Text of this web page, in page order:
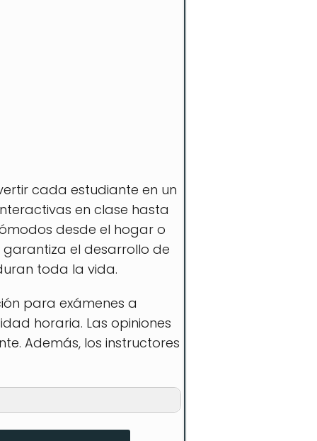
cada estudiante en un
en clase hasta
desde el hogar o
el desarrollo de
toda la vida.
para exámenes a
horaria. Las opiniones
Además, los instructores